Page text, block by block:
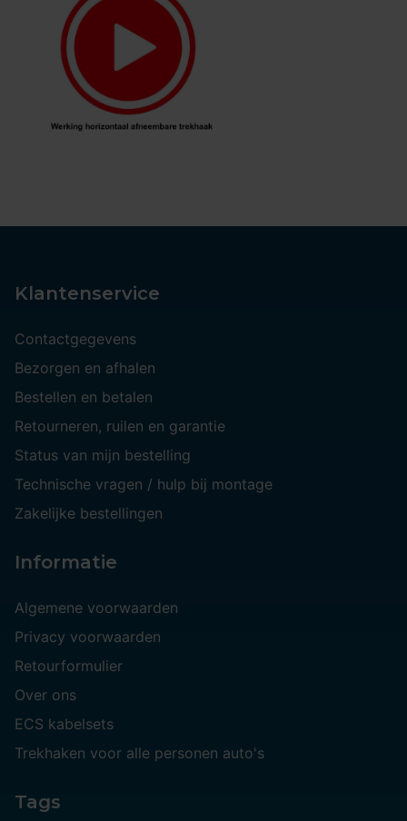
Klantenservice
Contactgegevens
Bezorgen en afhalen
Bestellen en betalen
Retourneren, ruilen en garantie
Status van mijn bestelling
Technische vragen / hulp bij montage
Zakelijke bestellingen
Informatie
Algemene voorwaarden
Privacy voorwaarden
Retourformulier
Over ons
ECS kabelsets
Trekhaken voor alle personen auto's
Tags